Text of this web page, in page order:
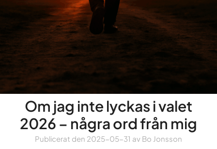
Om jag inte lyckas i valet
2026 – några ord från mig
Publicerat den 2025-05-31 av Bo Jonsson